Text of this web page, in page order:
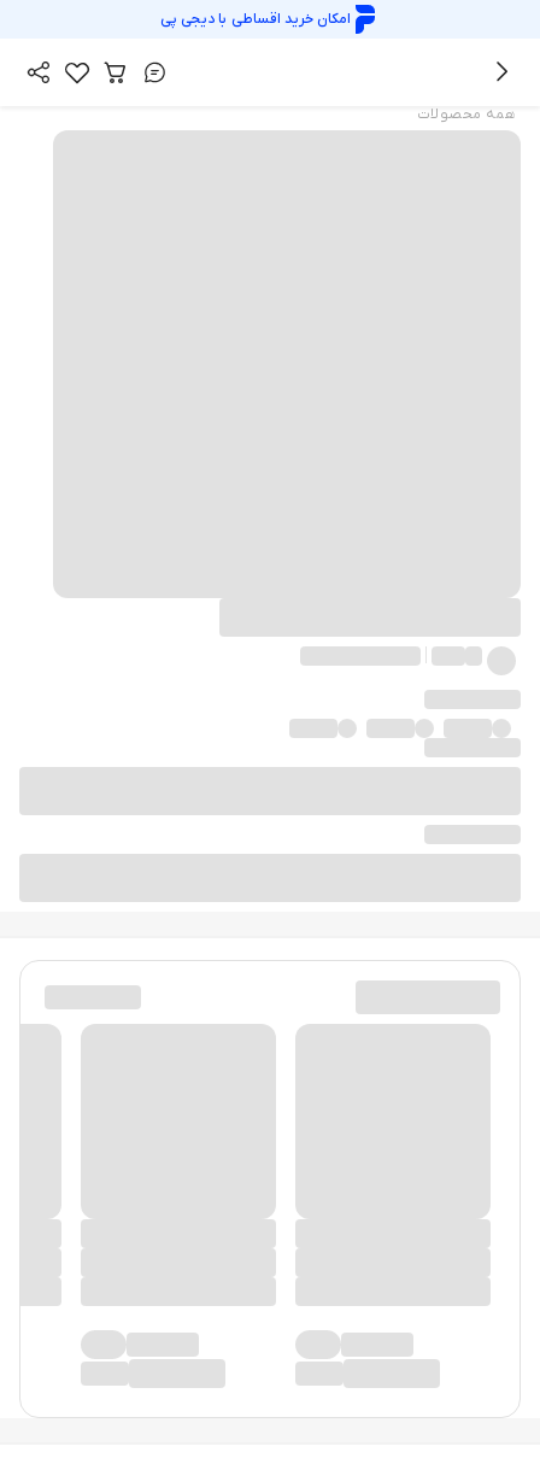
امکان خرید اقساطی بادیجی پی
همه محصولات